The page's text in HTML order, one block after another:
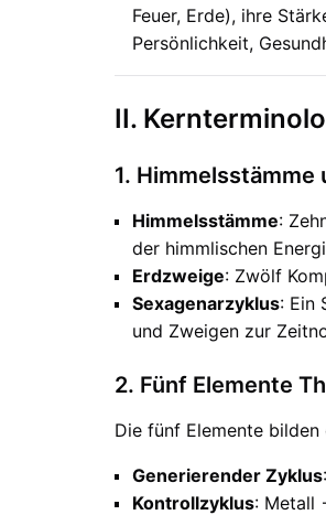
Feuer, Erde), ihre
Persönlichkeit,
II.
1. Himmelsstämme
Himmelsstämme:
der himmlischen
Erdzweige: Zwölf
Sexagenarzyklus: Ein
und Zweigen zur
2. Fünf Elemente
Die fünf Elemente
Generierender Zyklus
Kontrollzyklus: Metall